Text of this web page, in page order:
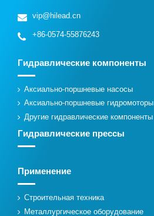
vip@hilead.cn
+86-0574-55876243
Гидравлические компоненты
Аксиально-поршневые насосы
Аксиально-поршневые гидромоторы
Другие гидравлические компоненты
Гидравлические прессы
Применение
Строительная техника
Металлургическое оборудование